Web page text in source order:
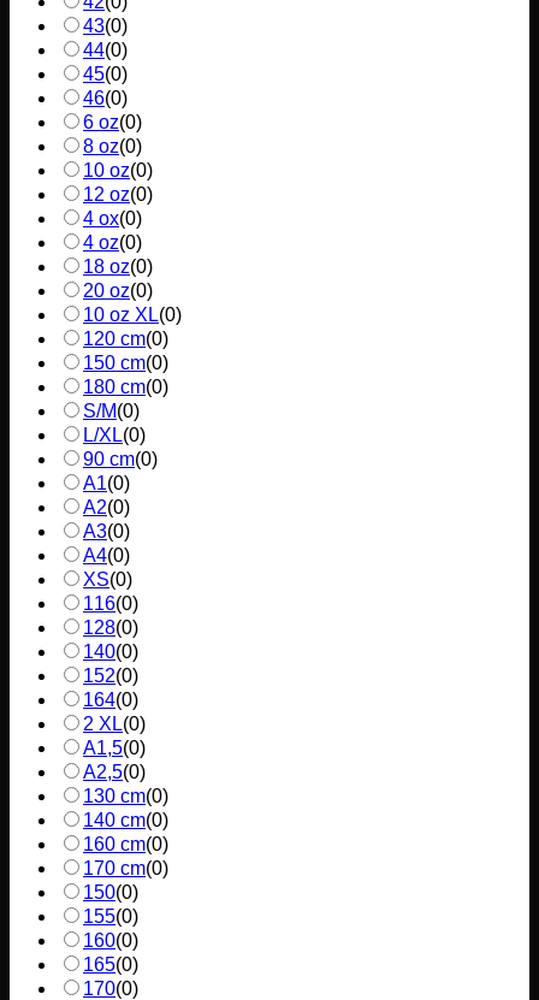
43(0)
44(0)
45(0)
46(0)
6 oz(0)
8 oz(0)
10 oz(0)
12 oz(0)
4 ox(0)
4 oz(0)
18 oz(0)
20 oz(0)
10 oz XL(0)
120 cm(0)
150 cm(0)
180 cm(0)
S/M(0)
L/XL(0)
90 cm(0)
A1(0)
A2(0)
A3(0)
A4(0)
XS(0)
116(0)
128(0)
140(0)
152(0)
164(0)
2 XL(0)
A1,5(0)
A2,5(0)
130 cm(0)
140 cm(0)
160 cm(0)
170 cm(0)
150(0)
155(0)
160(0)
165(0)
170(0)